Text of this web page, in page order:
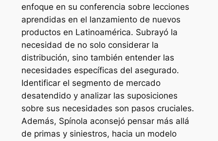
enfoque en su conferencia sobre lecciones
aprendidas en el lanzamiento de nuevos
productos en Latinoamérica. Subrayó la
necesidad de no solo considerar la
distribución, sino también entender las
necesidades específicas del asegurado.
Identificar el segmento de mercado
desatendido y analizar las suposiciones
sobre sus necesidades son pasos cruciales.
Además, Spínola aconsejó pensar más allá
de primas y siniestros, hacia un modelo